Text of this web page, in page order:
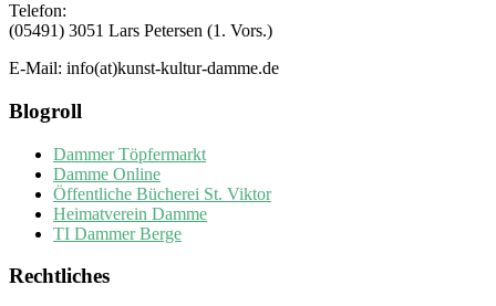
Telefon:
(05491) 3051 Lars Petersen (1. Vors.)
E-Mail: info(at)kunst-kultur-damme.de
Blogroll
Dammer Töpfermarkt
Damme Online
Öffentliche Bücherei St. Viktor
Heimatverein Damme
TI Dammer Berge
Rechtliches